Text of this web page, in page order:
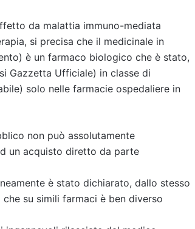
da malattia immuno-mediata
si precisa che il medicinale in
è un farmaco biologico che è stato,
Gazzetta Ufficiale) in classe di
solo nelle farmacie ospedaliere in
non può assolutamente
un acquisto diretto da parte
è stato dichiarato, dallo stesso
su simili farmaci è ben diverso